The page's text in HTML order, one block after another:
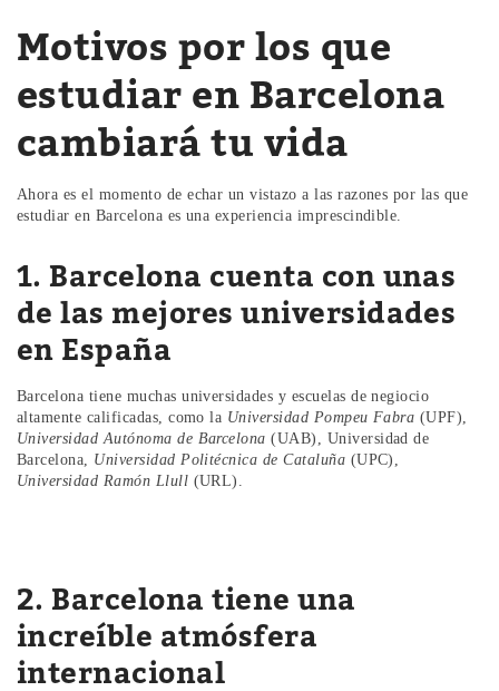
Motivos por los que
estudiar en Barcelona
cambiará tu vida
Ahora es el momento de echar un vistazo a las razones por las que
estudiar en Barcelona es una experiencia imprescindible.
1. Barcelona cuenta con unas
de las mejores universidades
en España
Barcelona tiene muchas universidades y escuelas de negiocio
altamente calificadas, como la Universidad Pompeu Fabra (UPF),
Universidad Autónoma de Barcelona (UAB), Universidad de
Barcelona, Universidad Politécnica de Cataluña (UPC),
Universidad Ramón Llull (URL).
2. Barcelona tiene una
increíble atmósfera
internacional